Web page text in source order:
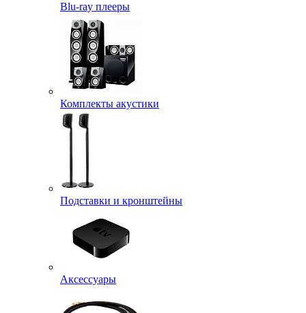
Blu-ray плееры
Комплекты акустики
Подставки и кронштейны
Аксессуары